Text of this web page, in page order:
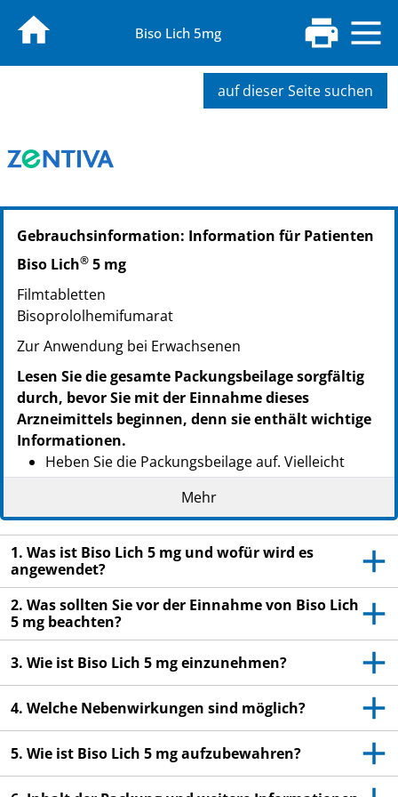
Biso Lich 5mg
auf dieser Seite suchen
PZN: 00992823
PPN: 110099282385
NTIN: 04150009928235
PPN: 110099284641
NTIN: 04150009928464
PZN: 00992852
PPN: 110099285207
NTIN: 04150009928525
Gebrauchsinformation: Information für Patienten
Biso Lich® 5 mg
Filmtabletten
Bisoprololhemifumarat
Zur Anwendung bei Erwachsenen
Lesen Sie die gesamte Packungsbeilage sorgfältig
durch, bevor Sie mit der Einnahme dieses
Arzneimittels beginnen, denn sie enthält wichtige
Informationen.
Heben Sie die Packungsbeilage auf. Vielleicht
möchten Sie diese später nochmals lesen.
Wenn Sie weitere Fragen haben, wenden Sie sich
an Ihren Arzt oder Apotheker.
Dieses Arzneimittel wurde Ihnen persönlich
verschrieben. Geben Sie es nicht an Dritte weiter.
Es kann anderen Menschen schaden, auch wenn
diese die gleichen Beschwerden haben wie Sie.
Wenn Sie Nebenwirkungen bemerken, wenden Sie
sich an Ihren Arzt oder Apotheker. Dies gilt auch
für Nebenwirkungen, die nicht in dieser
Packungsbeilage angegeben sind. Siehe Abschnitt
Mehr
1. Was ist Biso Lich 5 mg und wofür wird es
angewendet?
2. Was sollten Sie vor der Einnahme von Biso Lich
5 mg beachten?
3. Wie ist Biso Lich 5 mg einzunehmen?
4. Welche Nebenwirkungen sind möglich?
5. Wie ist Biso Lich 5 mg aufzubewahren?